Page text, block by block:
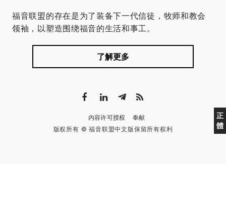
正
體
福音联盟的存在是为了装备下一代信徒，牧师和教会
领袖，以塑造围绕福音的生活和事工。
了解更多
内容许可授权
奉献
版权所有 © 福音联盟中文版保留所有权利